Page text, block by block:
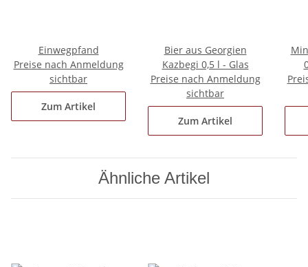
Einwegpfand
Preise nach Anmeldung
sichtbar
Zum Artikel
Bier aus Georgien
Kazbegi 0,5 l - Glas
Preise nach Anmeldung
sichtbar
Zum Artikel
Ähnliche Artikel